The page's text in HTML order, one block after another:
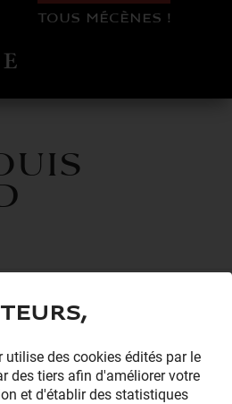
TOUS MÉCÈNES !
utilise des cookies édités par le
des tiers afin d'améliorer votre
et d'établir des statistiques